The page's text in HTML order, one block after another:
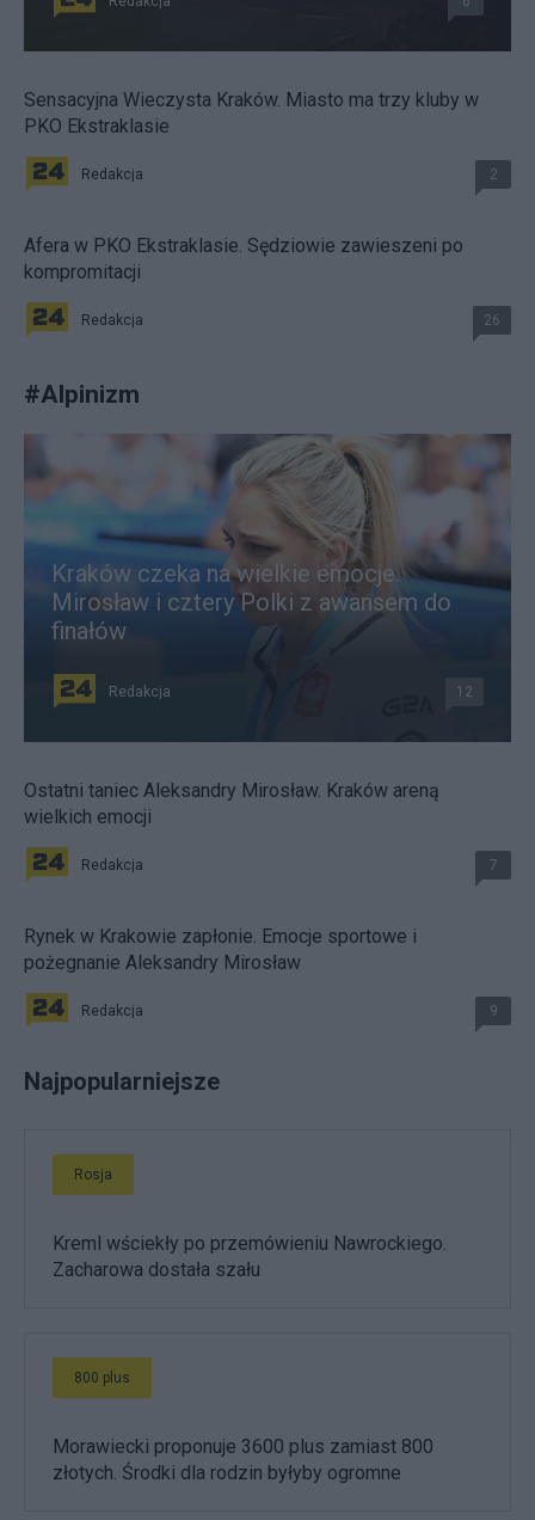
Sensacyjna Wieczysta Kraków. Miasto ma trzy kluby w
PKO Ekstraklasie
Redakcja 2
Afera w PKO Ekstraklasie. Sędziowie zawieszeni po
kompromitacji
Redakcja 26
#Alpinizm
Kraków czeka na wielkie emocje.
Mirosław i cztery Polki z awansem do
finałów
Redakcja 12
Ostatni taniec Aleksandry Mirosław. Kraków areną
wielkich emocji
Redakcja 7
Rynek w Krakowie zapłonie. Emocje sportowe i
pożegnanie Aleksandry Mirosław
Redakcja 9
Najpopularniejsze
Rosja
Kreml wściekły po przemówieniu Nawrockiego.
Zacharowa dostała szału
800 plus
Morawiecki proponuje 3600 plus zamiast 800
złotych. Środki dla rodzin byłyby ogromne